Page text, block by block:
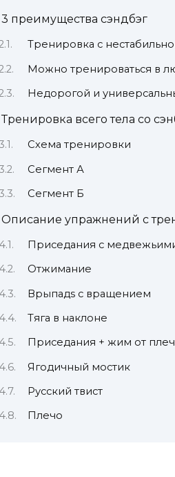
3 преимущества сэндбэг
Тренировка с
Можно тренироваться в
Недорогой и
Тренировка всего тела со
Схема тренировки
Сегмент А
Сегмент Б
Описание упражнений с
Приседания с
Отжимание
Врыпадs с вращением
Тяга в наклоне
Приседания + жим от плеч
Ягодичный мостик
Русский твист
Плечо